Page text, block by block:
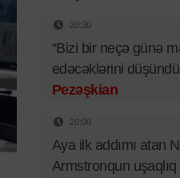
20:30
“Bizi bir neçə günə
edəcəklərini
Pezəşkian
20:00
Aya ilk addımı atan
Armstronqun uşaqlıq